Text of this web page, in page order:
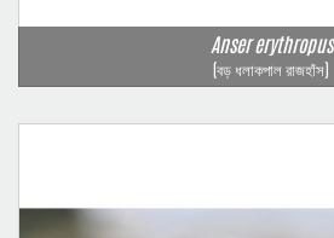
Anser erythropus
(বড় ধলাকপাল রাজহাঁস)